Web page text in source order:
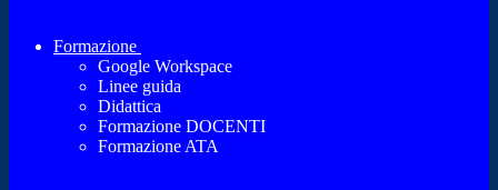
Formazione
Google Workspace
Linee guida
Didattica
Formazione DOCENTI
Formazione ATA